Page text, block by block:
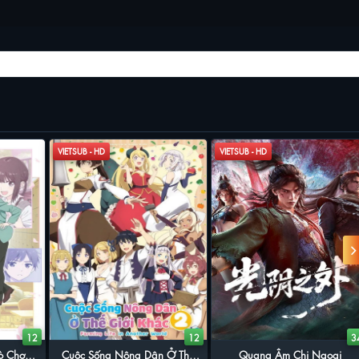
12
Chơi
VIETSUB - HD
12
Cuộc Sống Nông Dân Ở Thế
VIETSUB - HD
Quang Âm Chi Ngoại